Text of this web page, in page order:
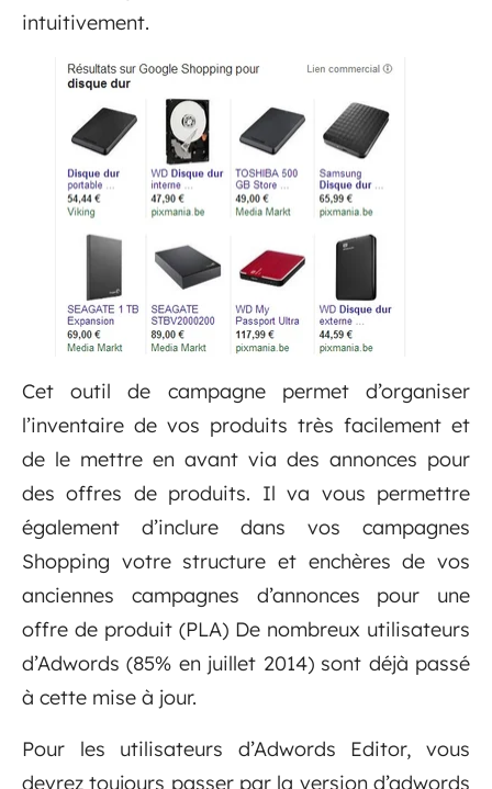
intuitivement.
Cet outil de campagne permet d’organiser
l’inventaire de vos produits très facilement et
de le mettre en avant via des annonces pour
des offres de produits. Il va vous permettre
également d’inclure dans vos campagnes
Shopping votre structure et enchères de vos
anciennes campagnes d’annonces pour une
offre de produit (PLA) De nombreux utilisateurs
d’Adwords (85% en juillet 2014) sont déjà passé
à cette mise à jour.
Pour les utilisateurs d’Adwords Editor, vous
devrez toujours passer par la version d’adwords